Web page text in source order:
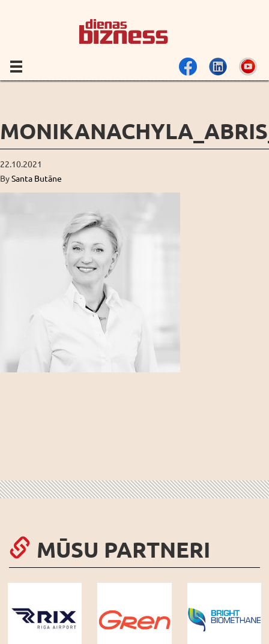
22.10.2021
BySanta Butāne
MŪSU PARTNERI